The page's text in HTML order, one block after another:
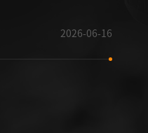
2026-06-16